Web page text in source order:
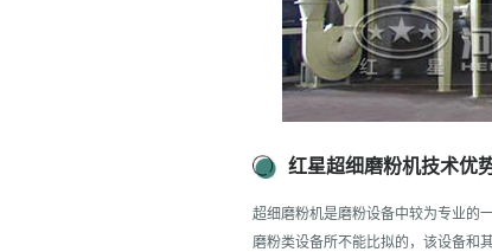
红星超细磨粉机技术优
超细磨粉机是磨粉设备中较为专业的
磨粉类设备所不能比拟的，该设备和